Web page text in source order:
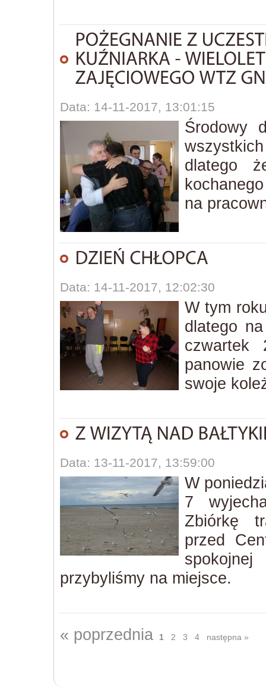
Data: 14-11-2017, 13:01:15
Środowy
dlatego
na
Data: 14-11-2017, 12:02:30
W tym
dlatego
panowie
swoje
Data: 13-11-2017, 13:59:00
W
7
Zbiórkę
przed
przybyliśmy na miejsce.
« poprzednia 1 2 3 4 następna »